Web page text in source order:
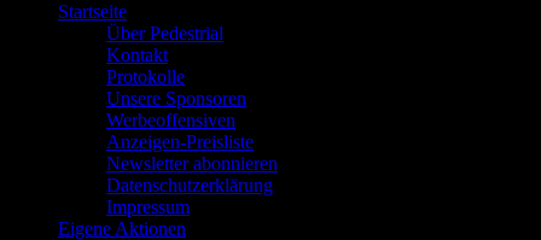
Startseite
Über Pedestrial
Kontakt
Protokolle
Unsere Sponsoren
Werbeoffensiven
Anzeigen-Preisliste
Newsletter abonnieren
Datenschutzerklärung
Impressum
Eigene Aktionen